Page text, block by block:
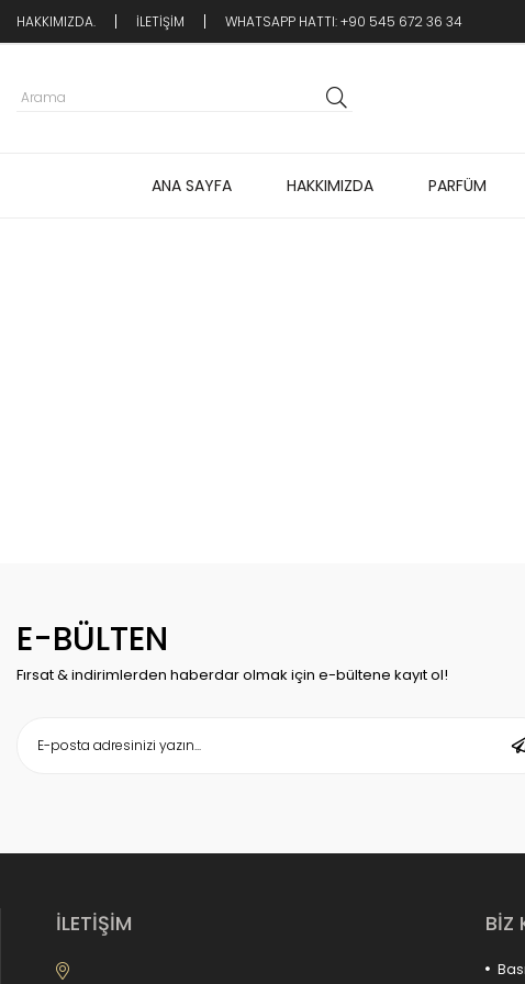
HAKKIMIZDA. İLETİŞİM WHATSAPP HATTI: +90 545 672 36 34
ANA SAYFA HAKKIMIZDA PARFÜM
E-BÜLTEN
Fırsat & indirimlerden haberdar olmak için e-bültene kayıt ol!
İLETİŞİM BİZ